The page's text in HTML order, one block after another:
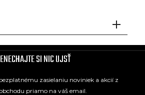
SI NIC UJSŤ
zasielaniu noviniek a akcií z
priamo na váš email.